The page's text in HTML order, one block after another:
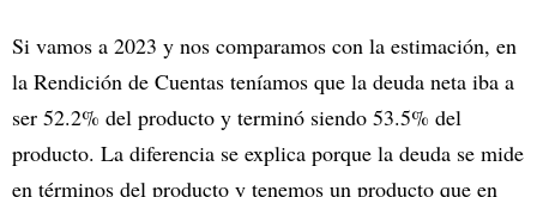
Si vamos a 2023 y nos comparamos con la estimación, en
la Rendición de Cuentas teníamos que la deuda neta iba a
ser 52.2% del producto y terminó siendo 53.5% del
producto. La diferencia se explica porque la deuda se mide
en términos del producto y tenemos un producto que en